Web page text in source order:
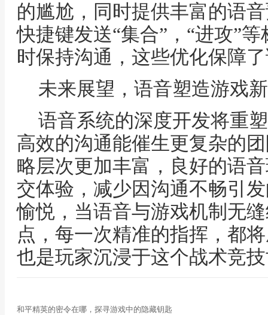
的尴尬，同时提供丰富的语
快捷键发送“集合”，“进攻”
时保持沟通，这些优化保障
未来展望，语音塑造游戏
语音系统的深度开发将重
高效的沟通能催生更复杂的
略层次更加丰富，良好的语
交体验，减少因沟通不畅引
愉悦，当语音与游戏机制无
点，每一次精准的指挥，都
也是玩家沉浸于这个战术竞
和平精英的密令在哪，探寻游戏中的隐藏钥匙